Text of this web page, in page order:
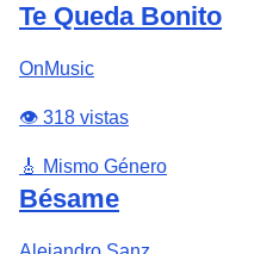
Te Queda Bonito
OnMusic
👁️ 318 vistas
🎸 Mismo Género
Bésame